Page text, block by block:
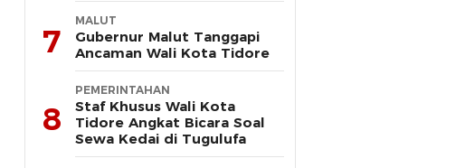
7
MALUT
Gubernur Malut Tanggapi
Ancaman Wali Kota Tidore
8
PEMERINTAHAN
Staf Khusus Wali Kota
Tidore Angkat Bicara Soal
Sewa Kedai di Tugulufa